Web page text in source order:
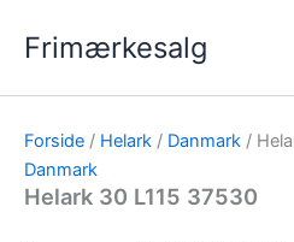
Frimærkesalg
Forside / Helark / Danmark /
Danmark
Helark 30 L115 37530